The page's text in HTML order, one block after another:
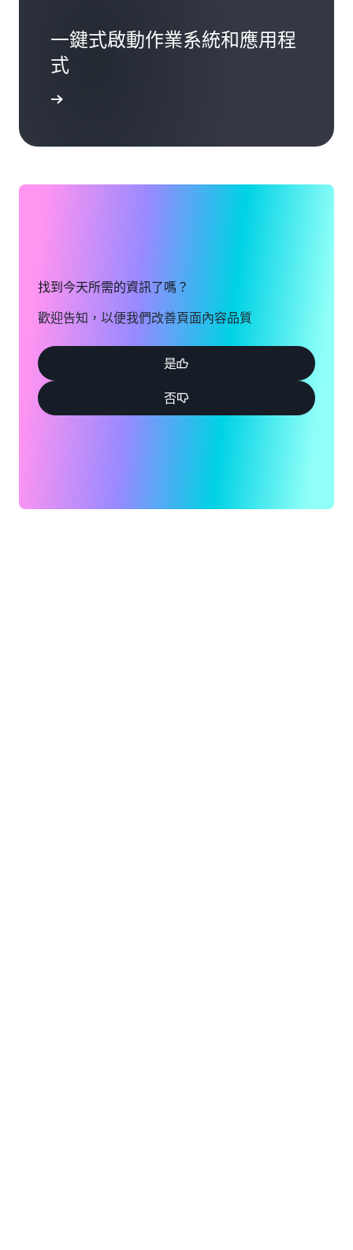
一鍵式啟動作業系統和應用程
式
找到今天所需的資訊了嗎？
歡迎告知，以便我們改善頁面內容品質
是
否